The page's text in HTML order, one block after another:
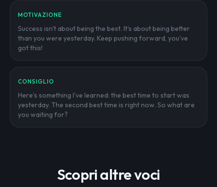
MOTIVAZIONE
Success isn't about being the best. It's about being better
than you were yesterday. Keep pushing forward, you've
got this!
CONSIGLIO
Here's something I've learned: the best time to start was
yesterday. The second best time is right now. So what are
you waiting for?
Scopri altre voci